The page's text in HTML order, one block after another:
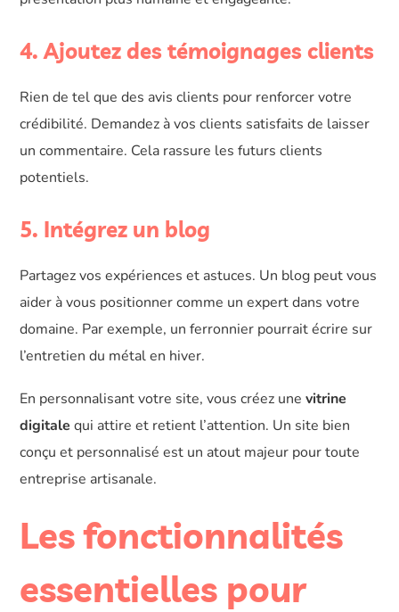
4. Ajoutez des témoignages clients
Rien de tel que des avis clients pour renforcer votre
crédibilité. Demandez à vos clients satisfaits de laisser
un commentaire. Cela rassure les futurs clients
potentiels.
5. Intégrez un blog
Partagez vos expériences et astuces. Un blog peut vous
aider à vous positionner comme un expert dans votre
domaine. Par exemple, un ferronnier pourrait écrire sur
l’entretien du métal en hiver.
En personnalisant votre site, vous créez unevitrine
digitale qui attire et retient l’attention. Un site bien
conçu et personnalisé est un atout majeur pour toute
entreprise artisanale.
Les fonctionnalités
essentielles pour